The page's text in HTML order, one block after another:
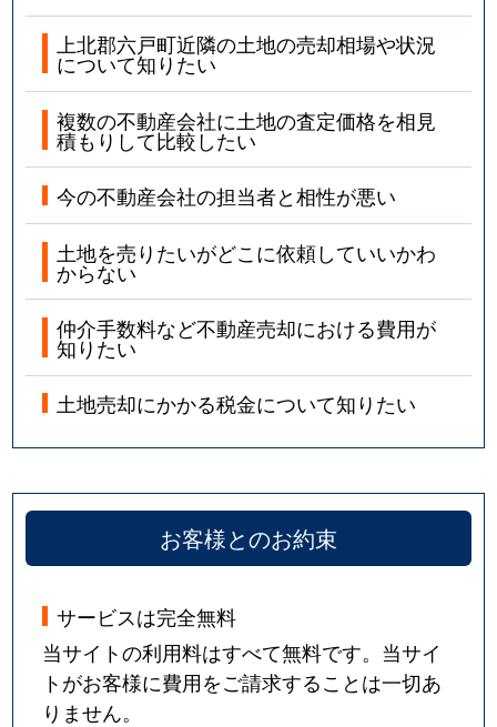
上北郡六戸町近隣の土地の売却相場や状況
について知りたい
複数の不動産会社に土地の査定価格を相見
積もりして比較したい
今の不動産会社の担当者と相性が悪い
土地を売りたいがどこに依頼していいかわ
からない
仲介手数料など不動産売却における費用が
知りたい
土地売却にかかる税金について知りたい
お客様とのお約束
サービスは完全無料
当サイトの利用料はすべて無料です。当サイ
トがお客様に費用をご請求することは一切あ
りません。